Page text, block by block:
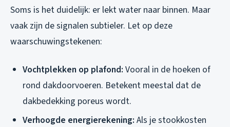
Soms is het duidelijk: er lekt water naar binnen. Maar
vaak zijn de signalen subtieler. Let op deze
waarschuwingstekenen:
Vochtplekken op plafond: Vooral in de hoeken of
rond dakdoorvoeren. Betekent meestal dat de
dakbedekking poreus wordt.
Verhoogde energierekening: Als je stookkosten